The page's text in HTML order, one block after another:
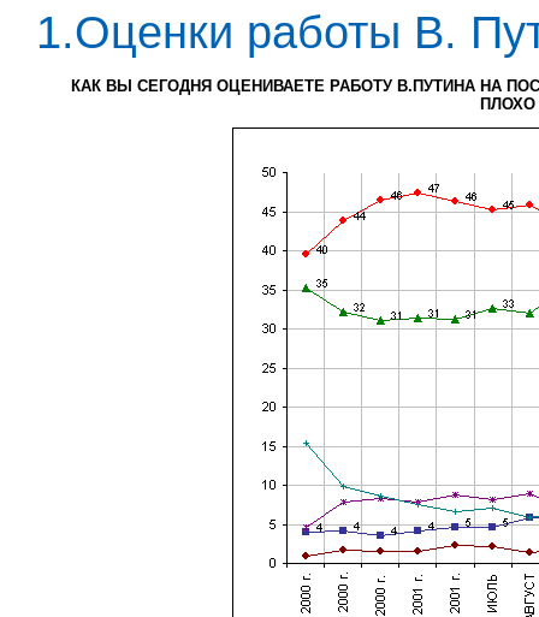
1.Оценки работы В.
КАК ВЫ СЕГОДНЯ ОЦЕНИВАЕТЕ РАБОТУ В.ПУТИНА НА
ПЛОХО